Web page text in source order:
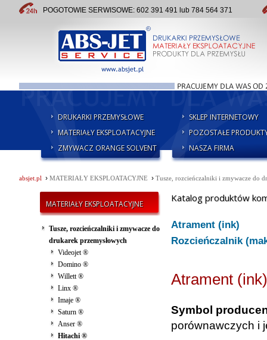
POGOTOWIE SERWISOWE: 602 391 491 lub 784 564 371
DRUKARKI PRZEMYSŁOWE
MATERIAŁY EKSPLOATACYJNE
ZMYWACZ ORANGE SOLVENT
SKLEP INTERNETOWY
POZOSTAŁE
NASZA FIRMA
absjet.pl› MATERIAŁY EKSPLOATACYJNE › Tusze, rozcieńczalniki i zmywacze do
MATERIAŁY EKSPLOATACYJNE
Tusze, rozcieńczalniki i zmywacze do
drukarek przemysłowych
Videojet ®
Domino ®
Willett ®
Linx ®
Imaje ®
Saturn ®
Anser ®
Hitachi ®
Katalog produktów
Atrament (ink)
Rozcieńczalnik
Atrament (ink)
Symbol
porównawczych i